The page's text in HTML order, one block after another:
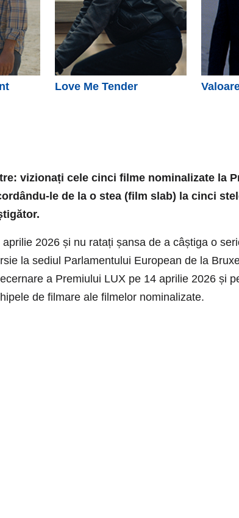
Love Me Tender
vizionați cele cinci filme nominalizate la
le de la o stea (film slab) la cinci
2026 și nu ratați șansa de a câștiga o
la sediul Parlamentului European de la
a Premiului LUX pe 14 aprilie 2026 și
de filmare ale filmelor nominalizate.